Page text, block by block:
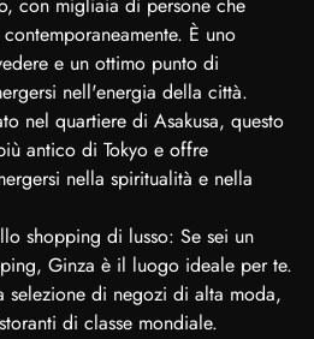
È uno
e un ottimo punto di
nell'energia della città.
nel quartiere di Asakusa, questo
antico di Tokyo e offre
nella spiritualità e nella
shopping di lusso: Se sei un
Ginza è il luogo ideale per te.
selezione di negozi di alta moda,
di classe mondiale.